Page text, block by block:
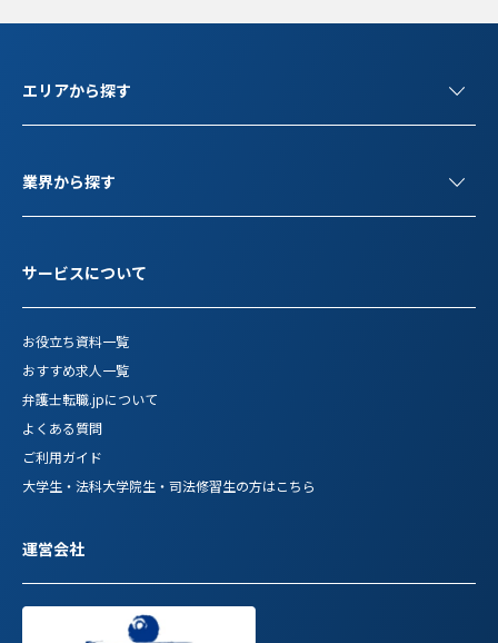
エリアから探す
業界から探す
サービスについて
お役立ち資料一覧
おすすめ求人一覧
弁護士転職.jpについて
よくある質問
ご利用ガイド
大学生・法科大学院生・司法修習生の方はこちら
運営会社